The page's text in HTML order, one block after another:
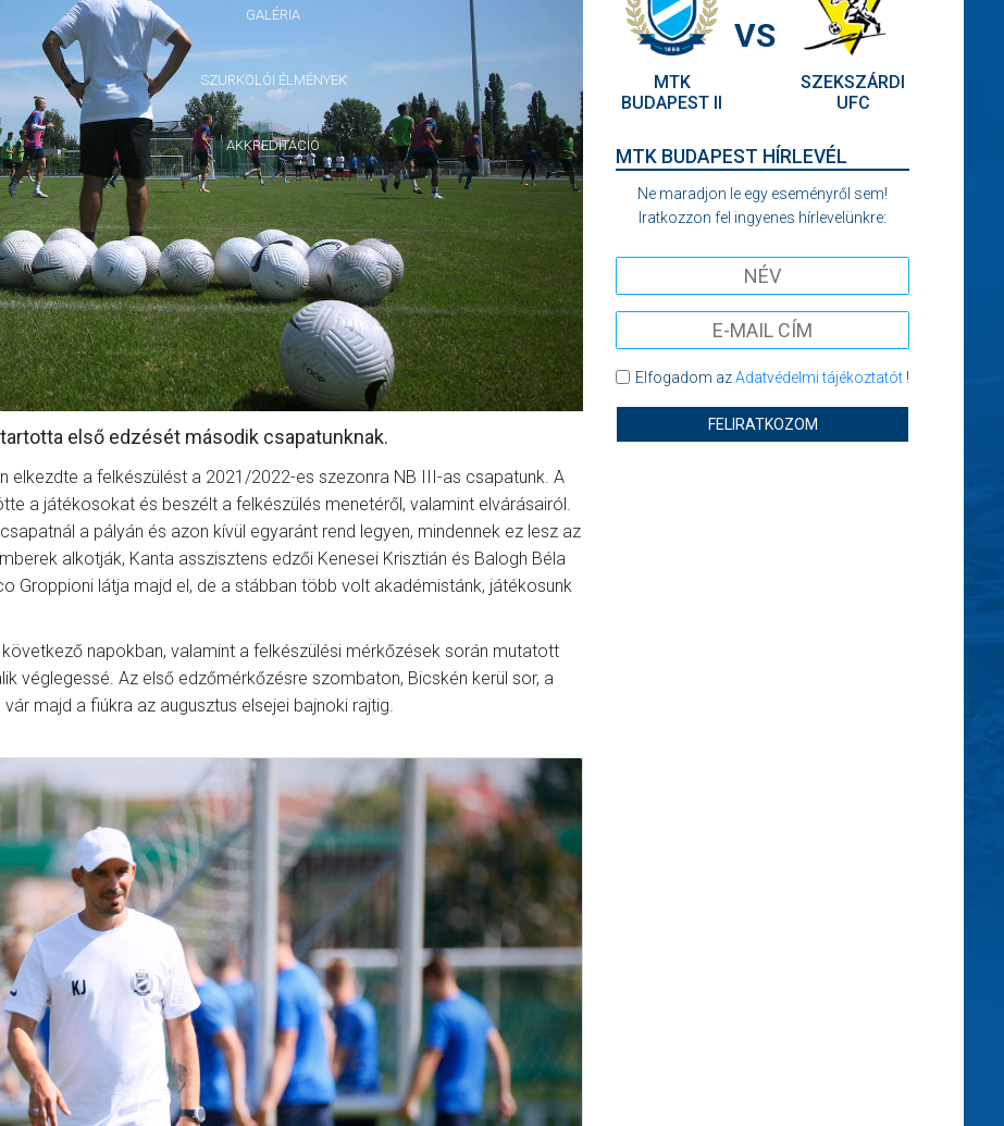
GALÉRIA
SZURKOLÓI ÉLMÉNYEK
AKKREDITÁCIÓ
első edzését második csapatunknak.
elkezdte a felkészülést a 2021/2022-es szezonra NB III-as csapatunk. A
a játékosokat és beszélt a felkészülés menetéről, valamint elvárásairól.
a pályán és azon kívül egyaránt rend legyen, mindennek ez lesz az
alkotják, Kanta asszisztens edzői Kenesei Krisztián és Balogh Béla
Groppioni látja majd el, de a stábban több volt akadémistánk, játékosunk
napokban, valamint a felkészülési mérkőzések során mutatott
véglegessé. Az első edzőmérkőzésre szombaton, Bicskén kerül sor, a
majd a fiúkra az augusztus elsejei bajnoki rajtig.
MTK
BUDAPEST II
VS
SZEKSZÁRDI
UFC
MTK BUDAPEST HÍRLEVÉL
Ne maradjon le egy eseményről sem!
Iratkozzon fel ingyenes hírlevelünkre:
Elfogadom azAdatvédelmi tájékoztatót!
FELIRATKOZOM